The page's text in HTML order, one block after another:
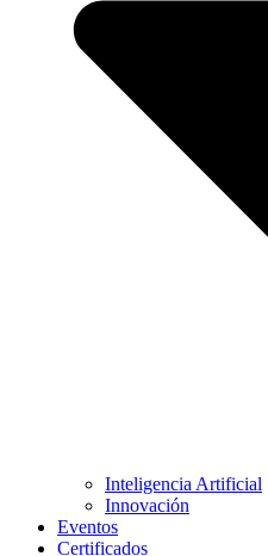
Inteligencia Artificial
Innovación
Eventos
Certificados